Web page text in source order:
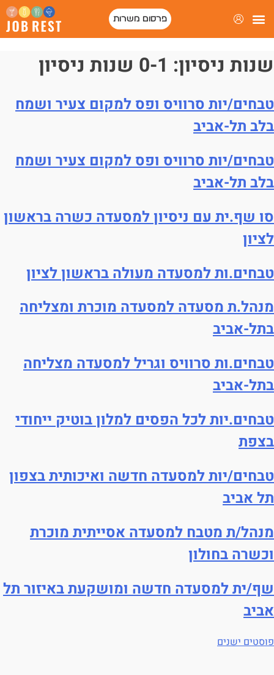
פרסום משרות
שנות ניסיון: 0-1 שנות ניסיון
טבחים/יות סרוויס ופס למקום צעיר ושמח
בלב תל-אביב
טבחים/יות סרוויס ופס למקום צעיר ושמח
בלב תל-אביב
סו שף.ית עם ניסיון למסעדה כשרה בראשון
לציון
טבחים.ות למסעדה מעולה בראשון לציון
מנהל.ת מסעדה למסעדה מוכרת ומצליחה
בתל-אביב
טבחים.ות סרוויס וגריל למסעדה מצליחה
בתל-אביב
טבחים.יות לכל הפסים למלון בוטיק ייחודי
בצפת
טבחים/יות למסעדה חדשה ואיכותית בצפון
תל אביב
מנהל/ת מטבח למסעדה אסייתית מוכרת
וכשרה בחולון
שף/ית למסעדה חדשה ומושקעת באיזור תל
אביב
פוסטים ישנים
היי, אני סיגי
הצ'אטבוט החכמה